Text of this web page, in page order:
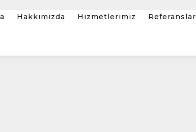
Hakkımızda Hizmetlerimiz Referanslar